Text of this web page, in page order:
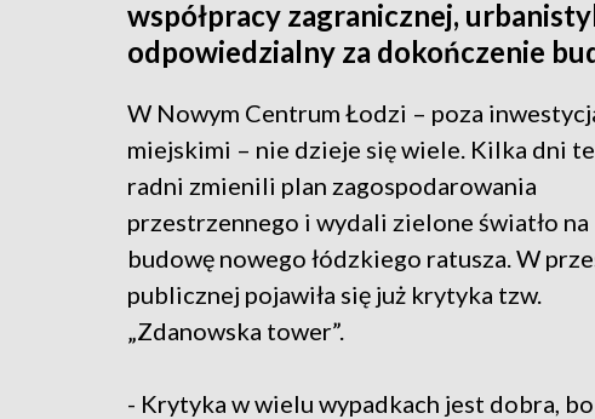
współpracy zagranicznej,
odpowiedzialny za dokończenie
W Nowym Centrum Łodzi – poza
miejskimi – nie dzieje się wiele. Kilka dni
radni zmienili plan zagospodarowania
przestrzennego i wydali zielone światło na
budowę nowego łódzkiego ratusza. W
publicznej pojawiła się już krytyka tzw.
„Zdanowska tower”.
- Krytyka w wielu wypadkach jest dobra, bo